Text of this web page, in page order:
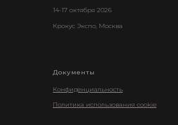
14-17 октября 2026
Крокус Экспо, Москва
Документы
Конфиденциальность
Политика использования cookie